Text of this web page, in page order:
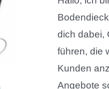
dich dabei,
führen, die
Kunden
Angebote